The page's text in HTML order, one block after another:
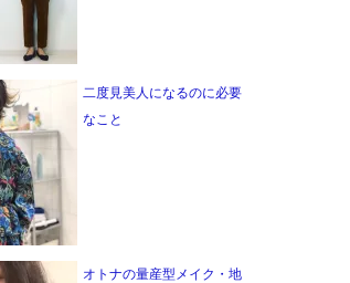
二度見美人になるのに必要
なこと
オトナの量産型メイク・地